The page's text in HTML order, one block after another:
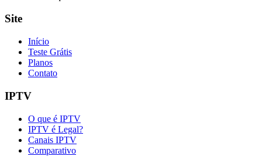
Site
Início
Teste Grátis
Planos
Contato
IPTV
O que é IPTV
IPTV é Legal?
Canais IPTV
Comparativo